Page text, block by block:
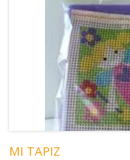
MI TAPIZ